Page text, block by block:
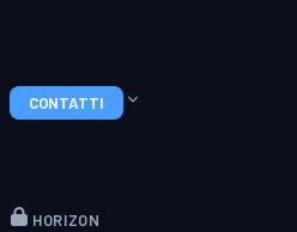
CONTATTI
HORIZON